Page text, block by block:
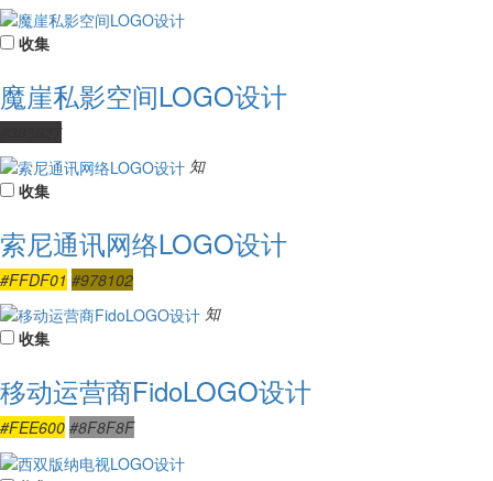
收集
魔崖私影空间LOGO设计
知
收集
索尼通讯网络LOGO设计
#FFDF01 #978102
知
收集
移动运营商FidoLOGO设计
#FEE600 #8F8F8F